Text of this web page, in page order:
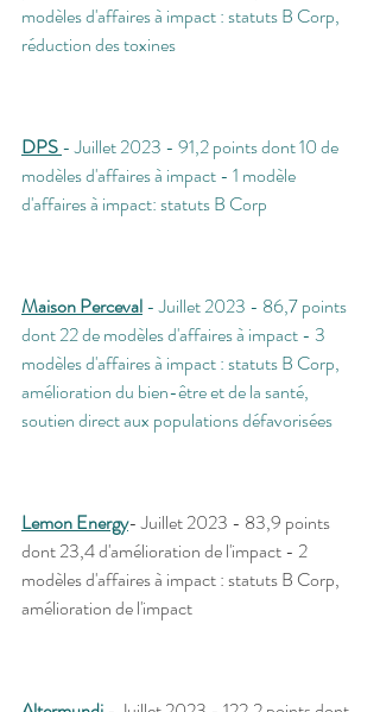
modèles d'affaires à impact : statuts B Corp,
réduction des toxines
DPS- Juillet 2023 - 91,2 points dont 10 de
modèles d'affaires à impact - 1 modèle
d'affaires à impact: statuts B Corp
Maison Perceval - Juillet 2023 - 86,7 points
dont 22 de modèles d'affaires à impact - 3
modèles d'affaires à impact : statuts B Corp,
amélioration du bien-être et de la santé,
soutien direct aux populations défavorisées
Lemon Energy- Juillet 2023 - 83,9 points
dont 23,4 d'amélioration de l'impact - 2
modèles d'affaires à impact : statuts B Corp,
amélioration de l'impact